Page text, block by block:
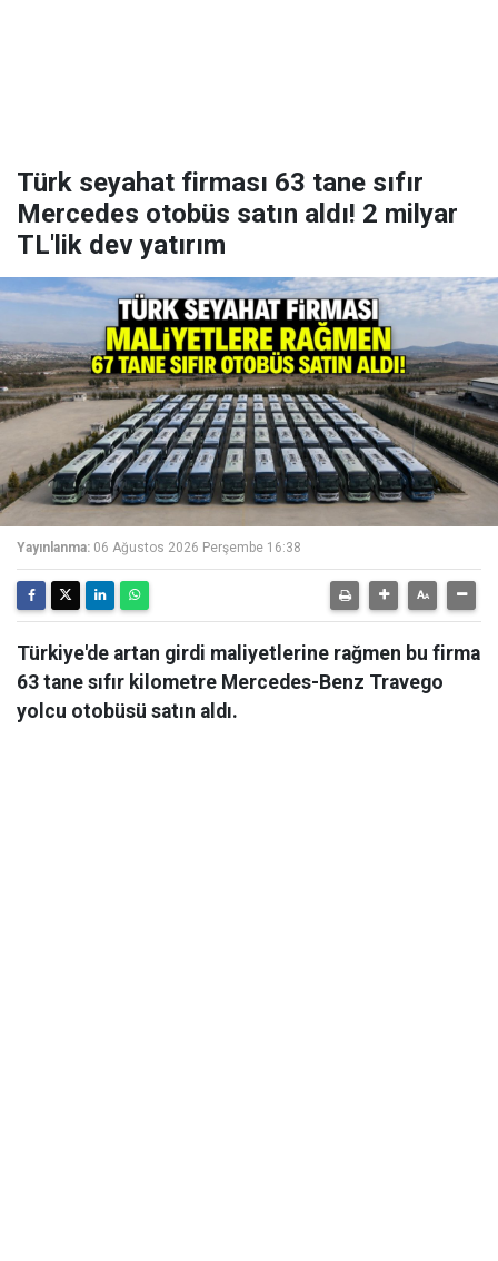
Türk seyahat firması 63 tane sıfır
Mercedes otobüs satın aldı! 2 milyar
TL'lik dev yatırım
Yayınlanma: 06 Ağustos 2026 Perşembe 16:38
Türkiye'de artan girdi maliyetlerine rağmen bu firma
63 tane sıfır kilometre Mercedes-Benz Travego
yolcu otobüsü satın aldı.